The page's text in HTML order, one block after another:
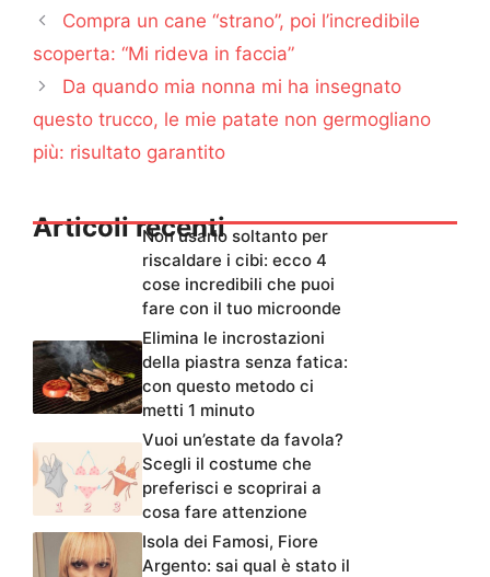
Compra un cane “strano”, poi l’incredibile
scoperta: “Mi rideva in faccia”
Da quando mia nonna mi ha insegnato
questo trucco, le mie patate non germogliano
più: risultato garantito
Articoli recentiNon usarlo soltanto per
riscaldare i cibi: ecco 4
cose incredibili che puoi
fare con il tuo microonde
Elimina le incrostazioni
della piastra senza fatica:
con questo metodo ci
metti 1 minuto
Vuoi un’estate da favola?
Scegli il costume che
preferisci e scoprirai a
cosa fare attenzione
Isola dei Famosi, Fiore
Argento: sai qual è stato il